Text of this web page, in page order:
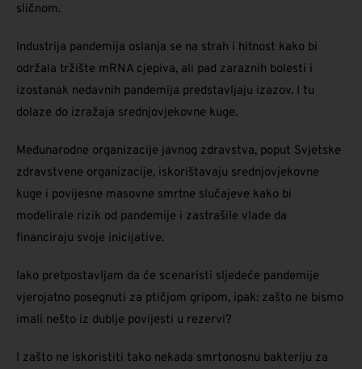
sličnom.
Industrija pandemija oslanja se na strah i hitnost kako bi
održala tržište mRNA cjepiva, ali pad zaraznih bolesti i
izostanak nedavnih pandemija predstavljaju izazov. I tu
dolaze do izražaja srednjovjekovne kuge.
Međunarodne organizacije javnog zdravstva, poput Svjetske
zdravstvene organizacije, iskorištavaju srednjovjekovne
kuge i povijesne masovne smrtne slučajeve kako bi
modelirale rizik od pandemije i zastrašile vlade da
financiraju svoje inicijative.
Iako pretpostavljam da će scenaristi sljedeće pandemije
vjerojatno posegnuti za ptičjom gripom, ipak: zašto ne bismo
imali nešto iz dublje povijesti u rezervi?
I zašto ne iskoristiti tako nekada smrtonosnu bakteriju za